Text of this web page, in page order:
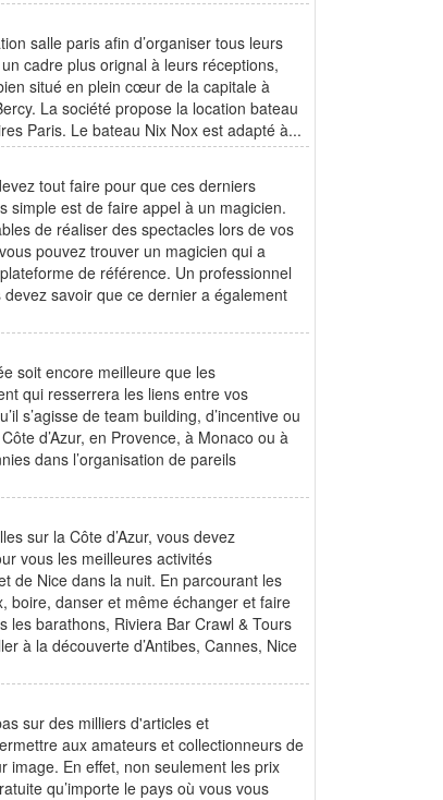
salle paris afin d’organiser tous leurs
cadre plus orignal à leurs réceptions,
situé en plein cœur de la capitale à
La société propose la location bateau
Paris. Le bateau Nix Nox est adapté à...
tout faire pour que ces derniers
simple est de faire appel à un magicien.
de réaliser des spectacles lors de vos
pouvez trouver un magicien qui a
de référence. Un professionnel
savoir que ce dernier a également
soit encore meilleure que les
qui resserrera les liens entre vos
s’agisse de team building, d’incentive ou
d’Azur, en Provence, à Monaco ou à
dans l’organisation de pareils
sur la Côte d’Azur, vous devez
vous les meilleures activités
de Nice dans la nuit. En parcourant les
boire, danser et même échanger et faire
barathons, Riviera Bar Crawl & Tours
à la découverte d’Antibes, Cannes, Nice
sur des milliers d'articles et
aux amateurs et collectionneurs de
image. En effet, non seulement les prix
qu’importe le pays où vous vous